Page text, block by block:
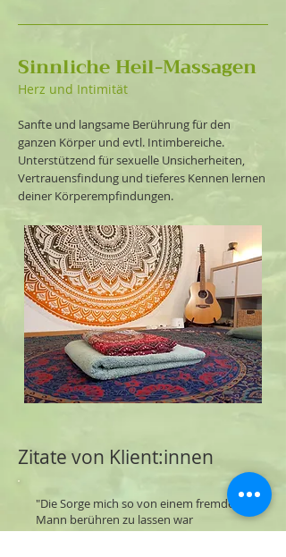
Sinnliche Heil-Massagen
Herz und Intimität
Sanfte und langsame Berührung für den
ganzen Körper und evtl. Intimbereiche.
Unterstützend für sexuelle Unsicherheiten,
Vertrauensfindung und tieferes Kennen lernen
deiner Körperempfindungen.​
Zitate von Klient:innen
"Die Sorge mich so von einem fremden
Mann berühren zu lassen war
unberechtigt. Du gibst ein sicheres,